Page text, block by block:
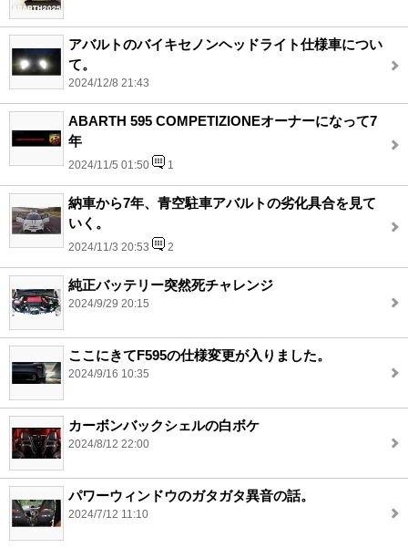
アバルトのバイキセノンヘッドライト仕様車につい
て。
2024/12/8 21:43
ABARTH 595 COMPETIZIONEオーナーになって7
年
2024/11/5 01:50 1
納車から7年、青空駐車アバルトの劣化具合を見て
いく。
2024/11/3 20:53 2
純正バッテリー突然死チャレンジ
2024/9/29 20:15
ここにきてF595の仕様変更が入りました。
2024/9/16 10:35
カーボンバックシェルの白ボケ
2024/8/12 22:00
パワーウィンドウのガタガタ異音の話。
2024/7/12 11:10